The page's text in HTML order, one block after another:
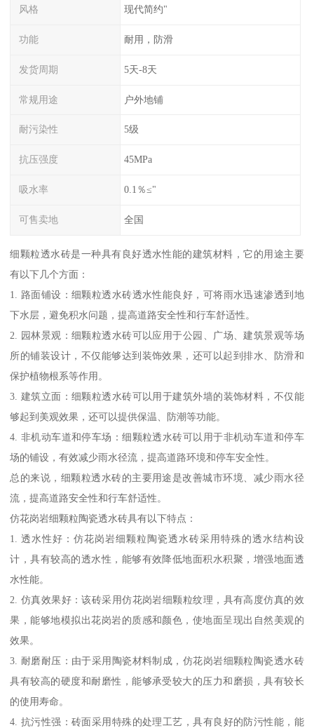
风格 现代简约"
功能 耐用，防滑
发货周期 5天-8天
常规用途 户外地铺
耐污染性 5级
抗压强度 45MPa
吸水率 0.1％≤"
可售卖地 全国
细颗粒透水砖是一种具有良好透水性能的建筑材料，它的用途主要
有以下几个方面：
1. 路面铺设：细颗粒透水砖透水性能良好，可将雨水迅速渗透到地
下水层，避免积水问题，提高道路安全性和行车舒适性。
2. 园林景观：细颗粒透水砖可以应用于公园、广场、建筑景观等场
所的铺装设计，不仅能够达到装饰效果，还可以起到排水、防滑和
保护植物根系等作用。
3. 建筑立面：细颗粒透水砖可以用于建筑外墙的装饰材料，不仅能
够起到美观效果，还可以提供保温、防潮等功能。
4. 非机动车道和停车场：细颗粒透水砖可以用于非机动车道和停车
场的铺设，有效减少雨水径流，提高道路环境和停车安全性。
总的来说，细颗粒透水砖的主要用途是改善城市环境、减少雨水径
流，提高道路安全性和行车舒适性。
仿花岗岩细颗粒陶瓷透水砖具有以下特点：
1. 透水性好：仿花岗岩细颗粒陶瓷透水砖采用特殊的透水结构设
计，具有较高的透水性，能够有效降低地面积水积聚，增强地面透
水性能。
2. 仿真效果好：该砖采用仿花岗岩细颗粒纹理，具有高度仿真的效
果，能够地模拟出花岗岩的质感和颜色，使地面呈现出自然美观的
效果。
3. 耐磨耐压：由于采用陶瓷材料制成，仿花岗岩细颗粒陶瓷透水砖
具有较高的硬度和耐磨性，能够承受较大的压力和磨损，具有较长
的使用寿命。
4. 抗污性强：砖面采用特殊的处理工艺，具有良好的防污性能，能